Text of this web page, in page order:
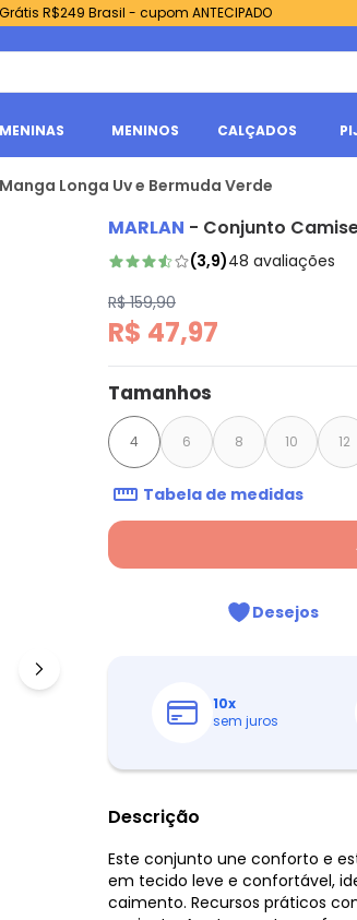
R$249 Brasil - cupom ANTECIPADO
MENINAS MENINOS CALÇADOS
Longa Uv e Bermuda Verde
MARLAN - Conjunto
(3,9)48 avaliações
R$ 159,90
R$ 47,97
Tamanhos
4 6 8 10 12
Tabela de medidas
Desejos
10x
sem juros
Descrição
Este conjunto une conforto e
em tecido leve e confortável,
caimento. Recursos práticos